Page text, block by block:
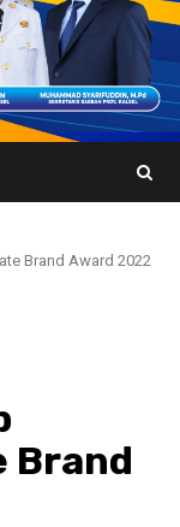
Brand Award 2022
Brand